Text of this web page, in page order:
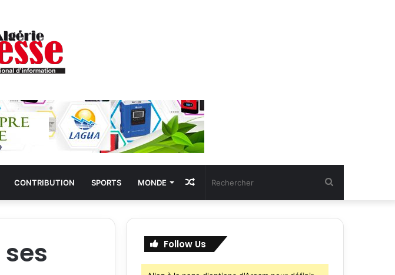
CONTRIBUTION SPORTS MONDE Rechercher
Article
Aléatoire
ses
Follow Us